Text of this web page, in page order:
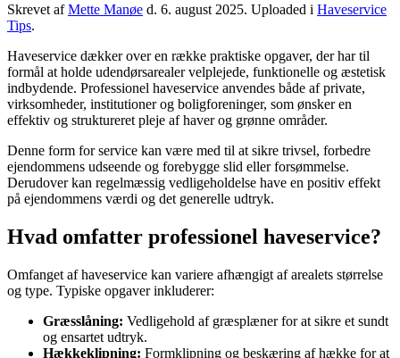
Skrevet afMette Manøe d. 6. august 2025. Uploaded i Haveservice
Tips.
Haveservice dækker over en række praktiske opgaver, der har til
formål at holde udendørsarealer velplejede, funktionelle og æstetisk
indbydende. Professionel haveservice anvendes både af private,
virksomheder, institutioner og boligforeninger, som ønsker en
effektiv og struktureret pleje af haver og grønne områder.
Denne form for service kan være med til at sikre trivsel, forbedre
ejendommens udseende og forebygge slid eller forsømmelse.
Derudover kan regelmæssig vedligeholdelse have en positiv effekt
på ejendommens værdi og det generelle udtryk.
Hvad omfatter professionel haveservice?
Omfanget af haveservice kan variere afhængigt af arealets størrelse
og type. Typiske opgaver inkluderer:
Græsslåning: Vedligehold af græsplæner for at sikre et sundt
og ensartet udtryk.
Hækkeklipning: Formklipning og beskæring af hække for at